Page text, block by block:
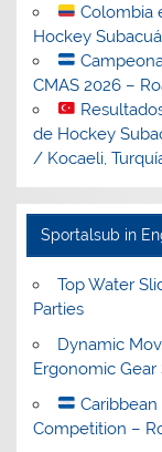
Colombia
Hockey
CMAS 2026 –
de Hockey
/ Kocaeli,
Sportalsub in
Top Water
Parties
Dynamic
Ergonomic
Competition –